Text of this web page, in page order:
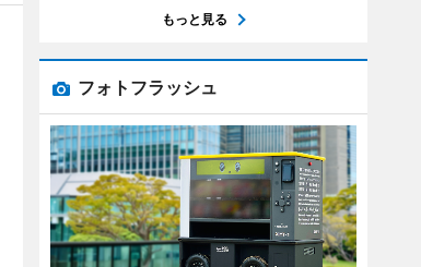
もっと見る
フォトフラッシュ